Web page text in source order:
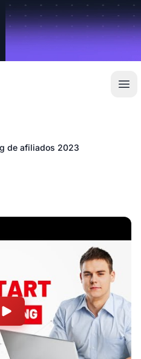
de afiliados 2023